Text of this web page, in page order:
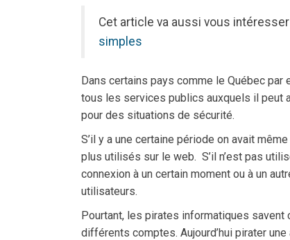
Cet article va aussi vous intéresser
simples
Dans certains pays comme le Québec par
tous les services publics auxquels il peut
pour des situations de sécurité.
S’il y a une certaine période on avait
plus utilisés sur le web. S’il n’est pas
connexion à un certain moment ou à un
utilisateurs.
Pourtant, les pirates informatiques savent
différents comptes. Aujourd’hui pirater